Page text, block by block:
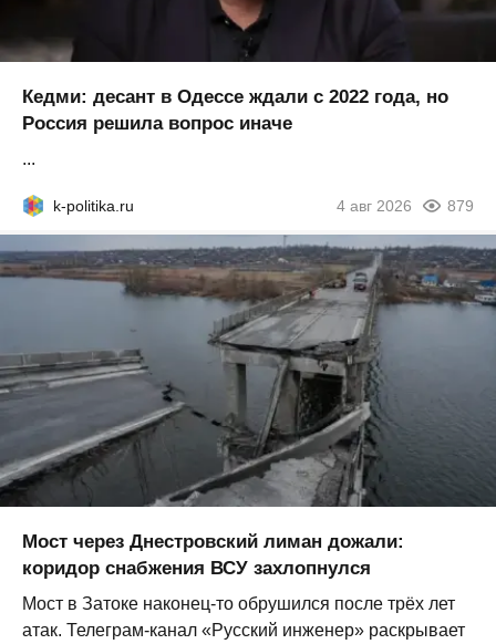
Кедми: десант в Одессе ждали с 2022 года, но
Россия решила вопрос иначе
...
k-politika.ru 4 авг 2026 879
Мост через Днестровский лиман дожали:
коридор снабжения ВСУ захлопнулся
Мост в Затоке наконец-то обрушился после трёх лет
атак. Телеграм-канал «Русский инженер» раскрывает